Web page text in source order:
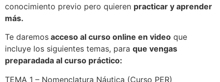
conocimiento previo pero quieren practicar y aprender
más.
Te daremos acceso al curso online en video que
incluye los siguientes temas, para que vengas
preparadada al curso práctico:
TEMA 1 – Nomenclatura Náutica (Curso PER)